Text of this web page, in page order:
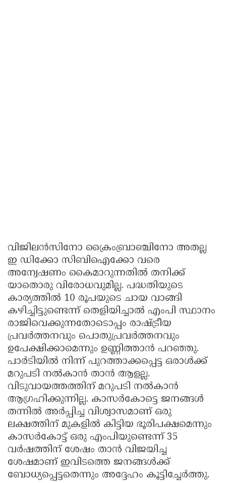
വിജിലൻസിനോ ക്രൈംബ്രാഞ്ചിനോ അതല്ല
ഇ ഡിക്കോ സിബിഐക്കോ വരെ
അന്വേഷണം കൈമാറുന്നതിൽ തനിക്ക്
യാതൊരു വിരോധവുമില്ല. പദ്ധതിയുടെ
കാര്യത്തിൽ 10 രൂപയുടെ ചായ വാങ്ങി
കഴിച്ചിട്ടുണ്ടെന്ന് തെളിയിച്ചാൽ എംപി സ്ഥാനം
രാജിവെക്കുന്നതോടൊപ്പം രാഷ്ട്രീയ
പ്രവർത്തനവും പൊതുപ്രവർത്തനവും
ഉപേക്ഷിക്കാമെന്നും ഉണ്ണിത്താൻ പറഞ്ഞു.
പാർടിയിൽ നിന്ന് പുറത്താക്കപ്പെട്ട ഒരാൾക്ക്
മറുപടി നൽകാൻ താൻ ആളല്ല.
വിടുവായത്തത്തിന് മറുപടി നൽകാൻ
ആഗ്രഹിക്കുന്നില്ല. കാസർകോട്ടെ ജനങ്ങൾ
തന്നിൽ അർപ്പിച്ച വിശ്വാസമാണ് ഒരു
ലക്ഷത്തിന് മുകളിൽ കിട്ടിയ ഭൂരിപക്ഷമെന്നും
കാസർകോട്ട് ഒരു എംപിയുണ്ടെന്ന് 35
വർഷത്തിന് ശേഷം താൻ വിജയിച്ച
ശേഷമാണ് ഇവിടത്തെ ജനങ്ങൾക്ക്
ബോധ്യപ്പെട്ടതെന്നും അദ്ദേഹം കൂട്ടിച്ചേർത്തു.